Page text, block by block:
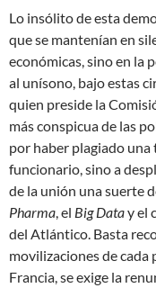
Lo insólito de esta
que se mantenían en
económicas, sino en la
al unísono, bajo estas
quien preside la
más conspicua de las
por haber plagiado una
funcionario, sino a
de la unión una suerte
Pharma, el Big Datay el
del Atlántico. Basta
movilizaciones de cada
Francia, se exige la